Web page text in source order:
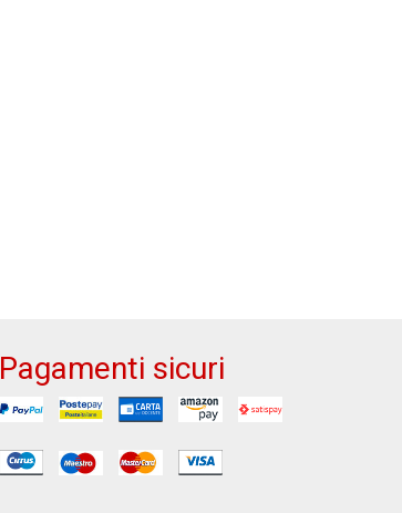
Pagamenti sicuri